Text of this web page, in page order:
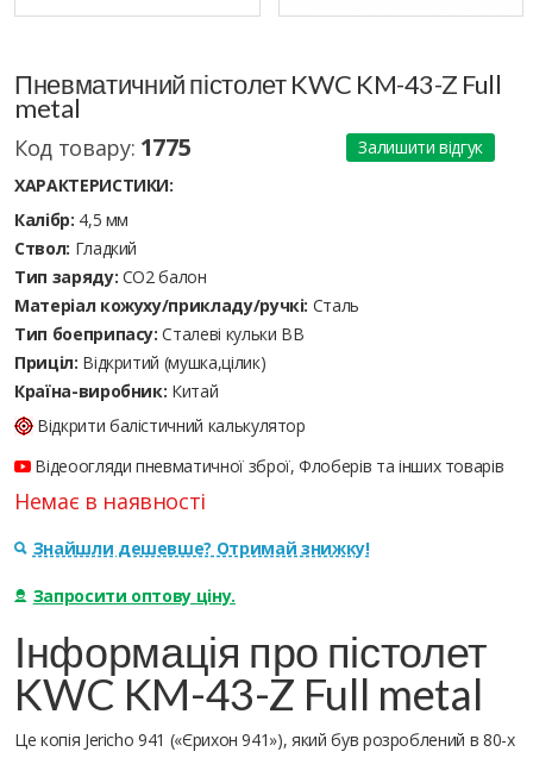
Пневматичний пістолет KWC KM-43-Z Full
metal
Код товару: 1775
Залишити відгук
ХАРАКТЕРИСТИКИ:
Калібр: 4,5 мм
Ствол: Гладкий
Тип заряду: CO2 балон
Матеріал кожуху/прикладу/ручкі: Сталь
Тип боеприпасу: Сталеві кульки ВВ
Приціл: Відкритий (мушка,цілик)
Країна-виробник: Китай
Відкрити балістичний калькулятор
Відеоогляди пневматичної зброї, Флоберів та інших товарів
Немає в наявності
Знайшли дешевше? Отримай знижку!
Запросити оптову ціну.
Інформація про пістолет
KWC KM-43-Z Full metal
Це копія Jericho 941 («Єрихон 941»), який був розроблений в 80-х